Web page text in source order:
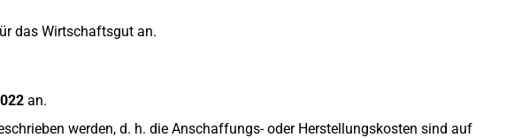
das Wirtschaftsgut an.
an.
werden, d. h. die Anschaffungs- oder Herstellungskosten sind auf